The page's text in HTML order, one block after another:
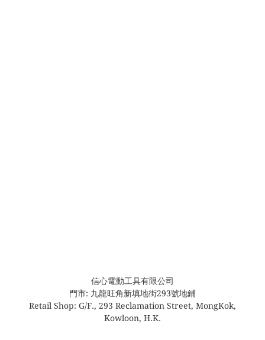
信心電動工具有限公司
門市: 九龍旺角新填地街293號地鋪
Retail Shop: G/F., 293 Reclamation Street, MongKok,
Kowloon, H.K.